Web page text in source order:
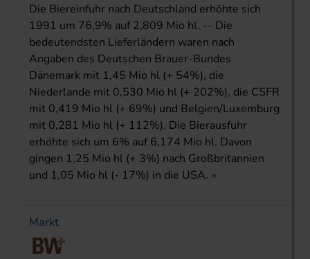
Die Biereinfuhr nach Deutschland erhöhte sich
1991 um 76,9% auf 2,809 Mio hl. -- Die
bedeutendsten Lieferländern waren nach
Angaben des Deutschen Brauer-Bundes
Dänemark mit 1,45 Mio hl (+ 54%), die
Niederlande mit 0,530 Mio hl (+ 202%), die CSFR
mit 0,419 Mio hl (+ 69%) und Belgien/Luxemburg
mit 0,281 Mio hl (+ 112%). Die Bierausfuhr
erhöhte sich um 6% auf 6,174 Mio hl. Davon
gingen 1,25 Mio hl (+ 3%) nach Großbritannien
und 1,05 Mio hl (- 17%) in die USA.
Markt